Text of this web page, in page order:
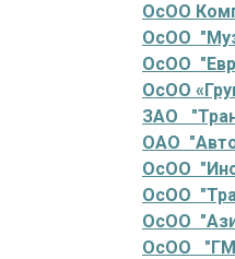
ОсОО
ОсОО
ОсОО
ОсОО
ЗАО
ОАО
ОсОО
ОсОО
ОсОО
ОсОО